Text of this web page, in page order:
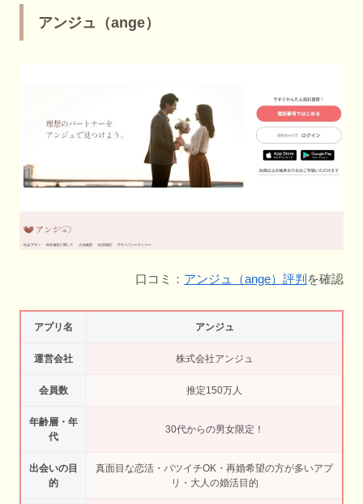
アンジュ（ange）
口コミ： アンジュ（ange）評判 を確認
アプリ名 アンジュ
運営会社 株式会社アンジュ
会員数 推定150万人
年齢層・年
代
30代からの男女限定！
出会いの目
的
真面目な恋活・バツイチOK・再婚希望の方が多いアプ
リ・大人の婚活目的